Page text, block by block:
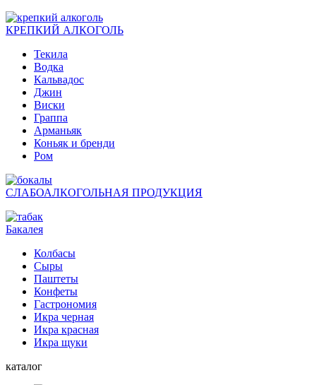
КРЕПКИЙ АЛКОГОЛЬ
Текила
Водка
Кальвадос
Джин
Виски
Граппа
Арманьяк
Коньяк и бренди
Ром
СЛАБОАЛКОГОЛЬНАЯ ПРОДУКЦИЯ
Бакалея
Колбасы
Сыры
Паштеты
Конфеты
Гастрономия
Икра черная
Икра красная
Икра щуки
каталог